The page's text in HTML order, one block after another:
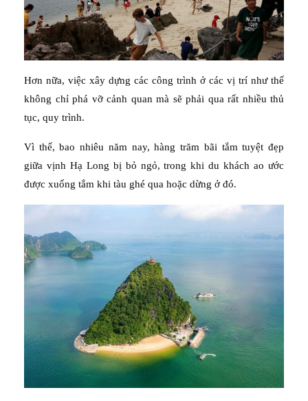
Hơn nữa, việc xây dựng các công trình ở các vị trí như thế
không chỉ phá vỡ cảnh quan mà sẽ phải qua rất nhiều thủ
tục, quy trình.
Vì thế, bao nhiêu năm nay, hàng trăm bãi tắm tuyệt đẹp
giữa vịnh Hạ Long bị bỏ ngỏ, trong khi du khách ao ước
được xuống tắm khi tàu ghé qua hoặc dừng ở đó.